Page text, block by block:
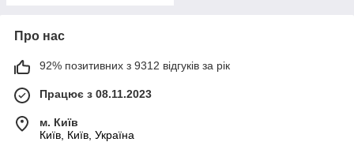
Про нас
92% позитивних з 9312 відгуків за рік
Працює з 08.11.2023
м. Київ
Київ, Київ, Україна